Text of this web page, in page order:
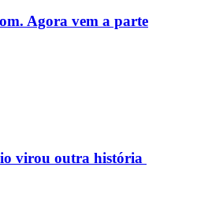
Agora vem a parte
virou outra história